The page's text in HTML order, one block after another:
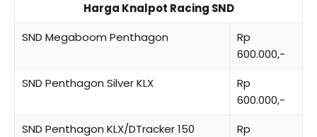
Harga Knalpot Racing SND
SND Megaboom Penthagon
Rp
600.000,-
SND Penthagon Silver KLX
Rp
600.000,-
SND Penthagon KLX/DTracker 150
Rp